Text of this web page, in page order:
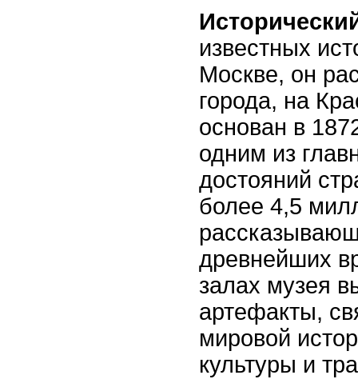
известных
Москве, он
города, на
основан в
одним из
достояний
более 4,5
древнейших
залах музея
артефакты,
мировой
культуры и